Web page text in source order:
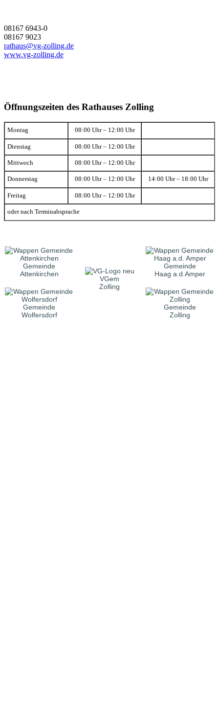
08167 6943-0
08167 9023
rathaus@vg-zolling.de
www.vg-zolling.de
Öffnungszeiten des Rathauses Zolling
Montag 08:00 Uhr – 12:00 Uhr
Dienstag 08:00 Uhr – 12:00 Uhr
Mittwoch 08:00 Uhr – 12:00 Uhr
Donnerstag 08:00 Uhr – 12:00 Uhr 14:00 Uhr – 18:00 Uhr
Freitag 08:00 Uhr – 12:00 Uhr
oder nach Terminabsprache
Gemeinde
Attenkirchen
VGem
Zolling
Gemeinde
Haag a.d.Amper
Gemeinde
Wolfersdorf
Gemeinde
Zolling